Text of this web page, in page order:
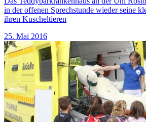
in der offenen Sprechstunde wieder seine
ihren Kuscheltieren
25. Mai 2016